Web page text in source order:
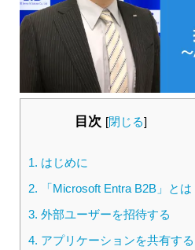
目次 [閉じる]
1. はじめに
2. 「Microsoft Entra B2B」とは
3. 外部ユーザーを招待する
4. アプリケーションを共有する